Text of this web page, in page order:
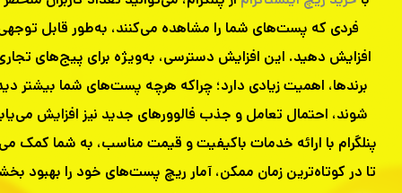
فردی که پست‌های شما را مشاهده می‌کنند، به‌طور قابل
افزایش دهید. این افزایش دسترسی، به‌ویژه برای پیج‌های
برندها، اهمیت زیادی دارد؛ چراکه هرچه پست‌های شما بیشتر
شوند، احتمال تعامل و جذب فالوورهای جدید نیز افزایش
پنلگرام با ارائه خدمات باکیفیت و قیمت مناسب، به شما کمک
تا در کوتاه‌ترین زمان ممکن، آمار ریچ پست‌های خود را بهبود